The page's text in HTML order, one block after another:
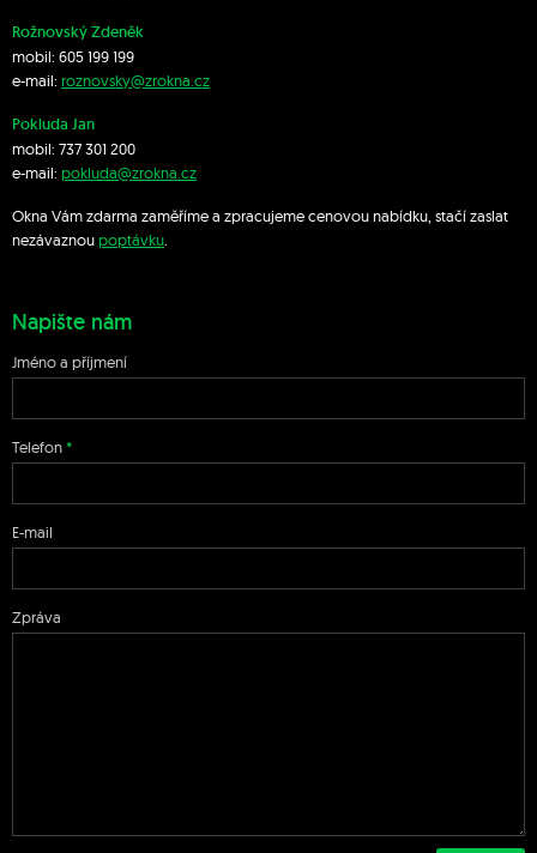
Rožnovský Zdeněk
mobil: 605 199 199
e-mail: roznovsky@zrokna.cz
Pokluda Jan
mobil: 737 301 200
e-mail: pokluda@zrokna.cz
Okna Vám zdarma zaměříme a zpracujeme cenovou nabídku, stačí zaslat
nezávaznoupoptávku
Napište nám
Jméno a příjmení
Telefon
E-mail
Zpráva